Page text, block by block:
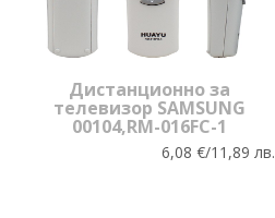
Дистанционно за
телевизор SAMSUNG
00104,RM-016FC-1
6,08 €/11,89 лв.